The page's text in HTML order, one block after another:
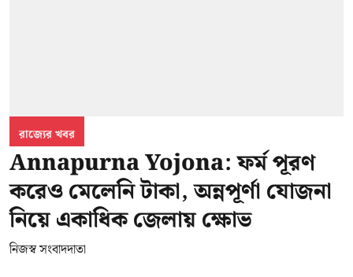
রাজ্যের খবর
Annapurna Yojona: ফর্ম পূরণ
করেও মেলেনি টাকা, অন্নপূর্ণা যোজনা
নিয়ে একাধিক জেলায় ক্ষোভ
নিজস্ব সংবাদদাতা